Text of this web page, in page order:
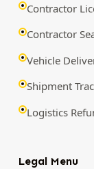
Contractor
Contractor
Vehicle
Shipment
Logistics
Legal Menu